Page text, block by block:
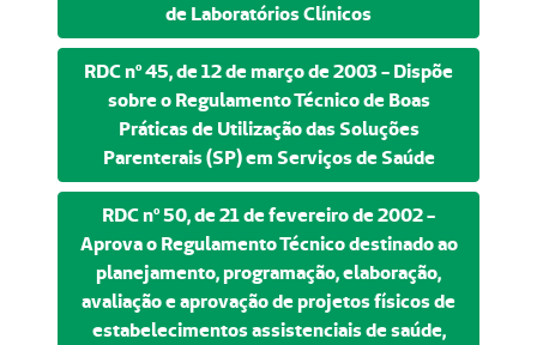
de Laboratórios Clínicos
RDC nº 45, de 12 de março de 2003 - Dispõe
sobre o Regulamento Técnico de Boas
Práticas de Utilização das Soluções
Parenterais (SP) em Serviços de Saúde
RDC nº 50, de 21 de fevereiro de 2002 -
Aprova o Regulamento Técnico destinado ao
planejamento, programação, elaboração,
avaliação e aprovação de projetos físicos de
estabelecimentos assistenciais de saúde,